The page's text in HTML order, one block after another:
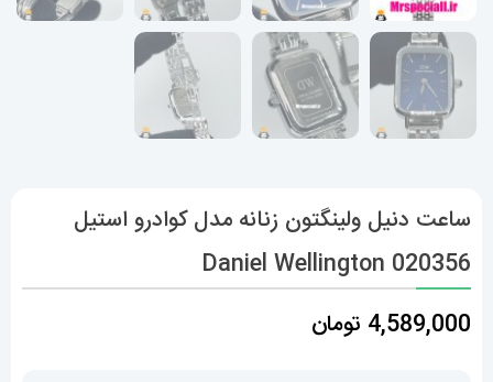
ساعت دنیل ولینگتون زنانه مدل کوادرو استیل
Daniel Wellington 020356
4,589,000 تومان